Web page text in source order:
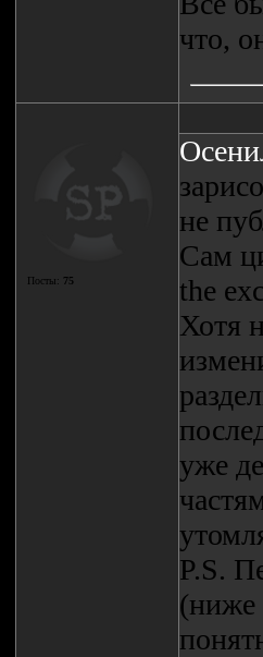
что,
Посты: 75
не
Сам
the
Хотя
уже
P.S.
(ниже